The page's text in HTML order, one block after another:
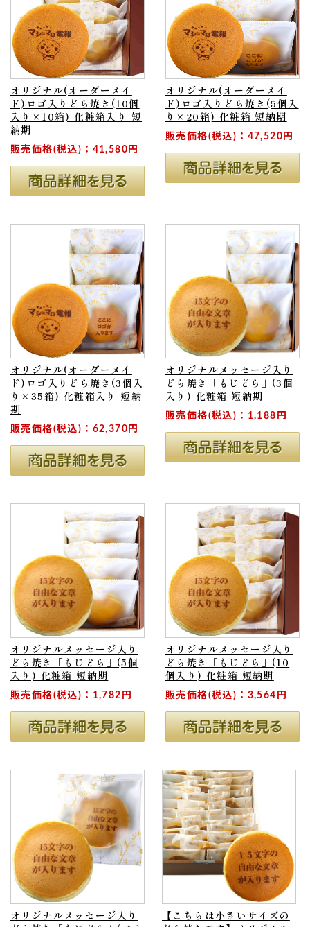
オリジナル(オーダーメイ
ド)ロゴ入りどら焼き(10個
入り×10箱) 化粧箱入り 短
納期
販売価格(税込)：41,580円
オリジナル(オーダーメイ
ド)ロゴ入りどら焼き(5個入
り×20箱) 化粧箱 短納期
販売価格(税込)：47,520円
オリジナル(オーダーメイ
ド)ロゴ入りどら焼き(3個入
り×35箱) 化粧箱入り 短納
期
販売価格(税込)：62,370円
オリジナルメッセージ入り
どら焼き「もじどら」(3個
入り) 化粧箱 短納期
販売価格(税込)：1,188円
オリジナルメッセージ入り
どら焼き「もじどら」(5個
入り) 化粧箱 短納期
販売価格(税込)：1,782円
オリジナルメッセージ入り
どら焼き「もじどら」(10
個入り) 化粧箱 短納期
販売価格(税込)：3,564円
オリジナルメッセージ入り
【こちらは小さいサイズの